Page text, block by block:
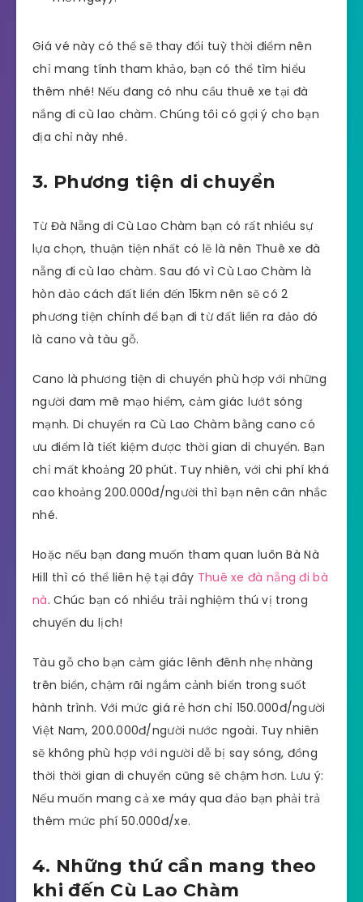
Giá vé này có thể sẽ thay đổi tuỳ thời điểm nên
chỉ mang tính tham khảo, bạn có thể tìm hiểu
thêm nhé! Nếu đang có nhu cầu thuê xe tại đà
nắng đi cù lao chàm. Chúng tôi có gợi ý cho bạn
địa chỉ này nhé.
3. Phương tiện di chuyển
Từ Đà Nẵng đi Cù Lao Chàm bạn có rất nhiều sự
lựa chọn, thuận tiện nhất có lẽ là nên Thuê xe đà
nẵng đi cù lao chàm. Sau đó vì Cù Lao Chàm là
hòn đảo cách đất liền đến 15km nên sẽ có 2
phương tiện chính để bạn đi từ đất liền ra đảo đó
là cano và tàu gỗ.
Cano là phương tiện di chuyển phù hợp với những
người đam mê mạo hiểm, cảm giác lướt sóng
mạnh. Di chuyển ra Cù Lao Chàm bằng cano có
ưu điểm là tiết kiệm được thời gian di chuyển. Bạn
chỉ mất khoảng 20 phút. Tuy nhiên, với chi phí khá
cao khoảng 200.000đ/người thì bạn nên cân nhắc
nhé.
Hoặc nếu bạn đang muốn tham quan luôn Bà Nà
Hill thì có thể liên hệ tại đây Thuê xe đà nẵng đi bà
nà. Chúc bạn có nhiều trải nghiệm thú vị trong
chuyến du lịch!
Tàu gỗ cho bạn cảm giác lênh đênh nhẹ nhàng
trên biển, chậm rãi ngắm cảnh biển trong suốt
hành trình. Với mức giá rẻ hơn chỉ 150.000đ/người
Việt Nam, 200.000đ/người nước ngoài. Tuy nhiên
sẽ không phù hợp với người dễ bị say sóng, đồng
thời thời gian di chuyển cũng sẽ chậm hơn. Lưu ý:
Nếu muốn mang cả xe máy qua đảo bạn phải trả
thêm mức phí 50.000đ/xe.
4. Những thứ cần mang theo
khi đến Cù Lao Chàm